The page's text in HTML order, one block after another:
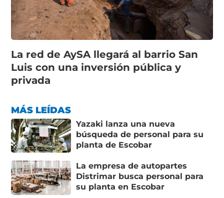
La red de AySA llegará al barrio San
Luis con una inversión pública y
privada
MÁS LEÍDAS
Yazaki lanza una nueva
búsqueda de personal para su
planta de Escobar
La empresa de autopartes
Distrimar busca personal para
su planta en Escobar